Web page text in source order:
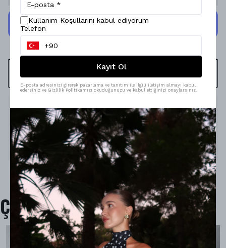
WHATSAPP
Ürün Açıklaması
Model Ölçüleri : 167cm/53kg
Modelin Beden : 34/XS beden
Ürün İçeriği : -
Ürün Boyu : 107cm.
Çok Satanlar
Kullanım Koşullarını kabul ediyorum
Telefon
Kayıt Ol
E-posta adresinizi girerek pazarlama ve tanıtım ile ilgili iletişim almayı kabul
edersiniz ve Gizlilik Politikamızı okuduğunuzu ve kabul ettiğinizi onaylarsınız.